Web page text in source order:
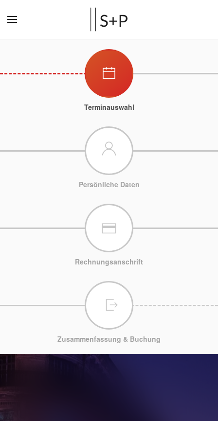
Terminauswahl
Persönliche Daten
Rechnungsanschrift
Zusammenfassung & Buchung